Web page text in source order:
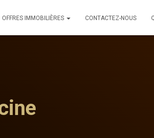
OFFRES IMMOBILIÈRES CONTACTEZ-NOUS